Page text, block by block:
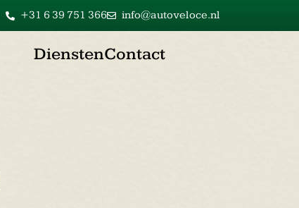
info@autoveloce.nl
+31 6 39 751 366
DienstenContact